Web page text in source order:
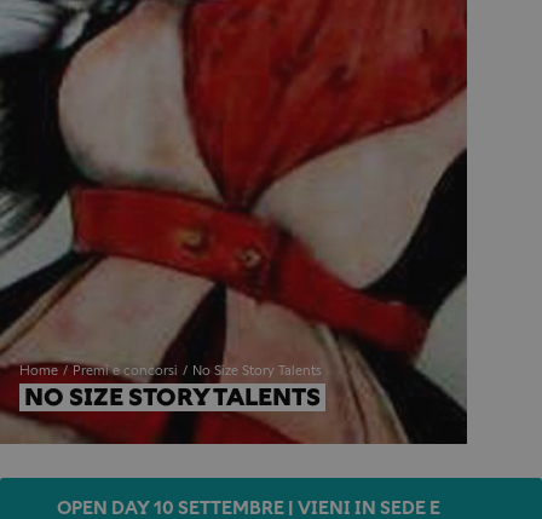
Home Premi e concorsi No Size Story Talents
NO SIZE STORY TALENTS
OPEN DAY 10 SETTEMBRE | VIENI IN SEDE E